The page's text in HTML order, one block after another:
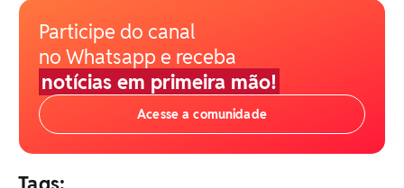
Participe do canal
no Whatsapp e receba
notícias em primeira mão!
Acesse a comunidade